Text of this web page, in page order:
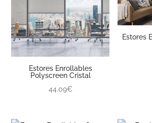
Estores Enrollables
Polyscreen Cristal
44.09€
Estores